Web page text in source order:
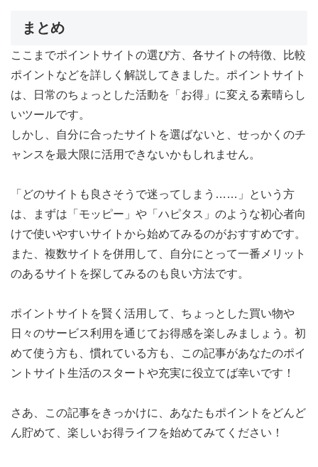
まとめ
ここまでポイントサイトの選び方、各サイトの特徴、比較
ポイントなどを詳しく解説してきました。ポイントサイト
は、日常のちょっとした活動を「お得」に変える素晴らし
いツールです。
しかし、自分に合ったサイトを選ばないと、せっかくのチ
ャンスを最大限に活用できないかもしれません。
「どのサイトも良さそうで迷ってしまう……」という方
は、まずは「モッピー」や「ハピタス」のような初心者向
けで使いやすいサイトから始めてみるのがおすすめです。
また、複数サイトを併用して、自分にとって一番メリット
のあるサイトを探してみるのも良い方法です。
ポイントサイトを賢く活用して、ちょっとした買い物や
日々のサービス利用を通じてお得感を楽しみましょう。初
めて使う方も、慣れている方も、この記事があなたのポイ
ントサイト生活のスタートや充実に役立てば幸いです！
さあ、この記事をきっかけに、あなたもポイントをどんど
ん貯めて、楽しいお得ライフを始めてみてください！